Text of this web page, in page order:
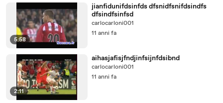
5:58
jianfidunifdsinfds dfsnidfsnifdsindfs
dfsindfsinfsd
carlocarloni001
11 anni fa
2:11
aihasjafisjfndjinfsijnfdsibnd
carlocarloni001
11 anni fa